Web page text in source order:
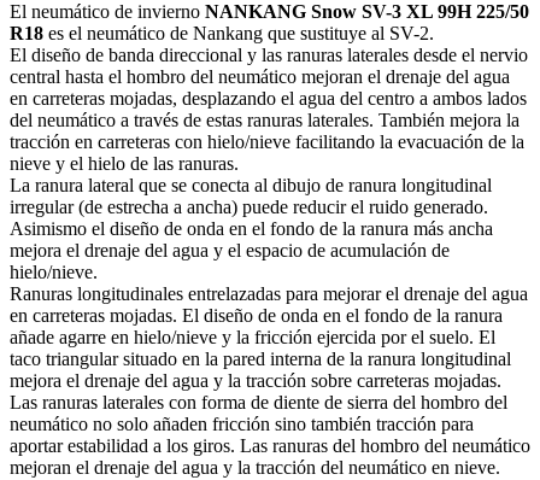
El neumático de invierno NANKANG Snow SV-3 XL 99H 225/50
R18 es el neumático de Nankang que sustituye al SV-2.
El diseño de banda direccional y las ranuras laterales desde el nervio
central hasta el hombro del neumático mejoran el drenaje del agua
en carreteras mojadas, desplazando el agua del centro a ambos lados
del neumático a través de estas ranuras laterales. También mejora la
tracción en carreteras con hielo/nieve facilitando la evacuación de la
nieve y el hielo de las ranuras.
La ranura lateral que se conecta al dibujo de ranura longitudinal
irregular (de estrecha a ancha) puede reducir el ruido generado.
Asimismo el diseño de onda en el fondo de la ranura más ancha
mejora el drenaje del agua y el espacio de acumulación de
hielo/nieve.
Ranuras longitudinales entrelazadas para mejorar el drenaje del agua
en carreteras mojadas. El diseño de onda en el fondo de la ranura
añade agarre en hielo/nieve y la fricción ejercida por el suelo. El
taco triangular situado en la pared interna de la ranura longitudinal
mejora el drenaje del agua y la tracción sobre carreteras mojadas.
Las ranuras laterales con forma de diente de sierra del hombro del
neumático no solo añaden fricción sino también tracción para
aportar estabilidad a los giros. Las ranuras del hombro del neumático
mejoran el drenaje del agua y la tracción del neumático en nieve.